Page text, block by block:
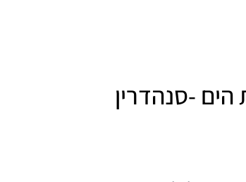
הים -סנהדרין